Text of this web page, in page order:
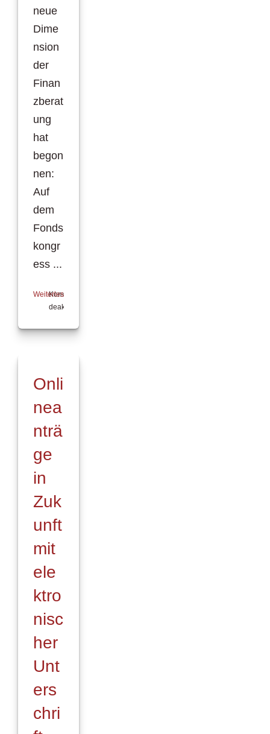
neue
Dime
nsion
der
Finan
zberat
ung
hat
begon
nen:
Auf
dem
Fonds
kongr
ess ...
Weiterlesen
Kommentare
deaktiviert
FondsKonzept
Onli
nea
nträ
ge
in
Zuk
unft
mit
ele
ktro
nisc
her
Unt
ers
chri